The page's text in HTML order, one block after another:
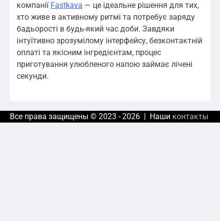
компанії Fastkava — це ідеальне рішення для тих,
хто живе в активному ритмі та потребує заряду
бадьорості в будь-який час доби. Завдяки
інтуїтивно зрозумілому інтерфейсу, безконтактній
оплаті та якісним інгредієнтам, процес
приготування улюбленого напою займає лічені
секунди.
Все права защищены © 2023 - 2026 | Наши контакты